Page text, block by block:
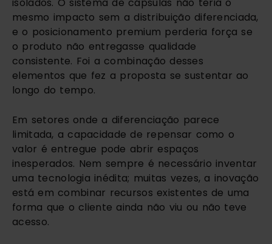
mesmo impacto sem a distribuição diferenciada,
e o posicionamento premium perderia força se
o produto não entregasse qualidade
consistente. Foi a combinação desses
elementos que fez a proposta se sustentar ao
longo do tempo.
Em setores onde a diferenciação parece
limitada, a capacidade de repensar como o
valor é entregue pode abrir espaços
inesperados. Nem sempre é necessário inventar
uma tecnologia inédita; muitas vezes, a inovação
está em combinar recursos existentes de uma
forma que o cliente ainda não viu ou não teve
acesso.